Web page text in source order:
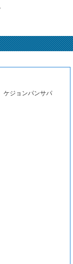
ケジョンパンサパ